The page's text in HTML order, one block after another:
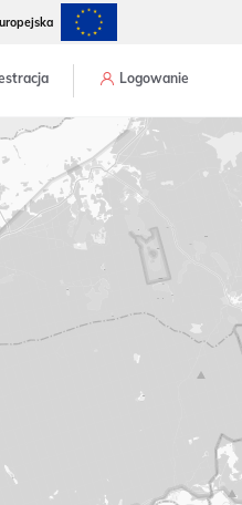
Logowanie